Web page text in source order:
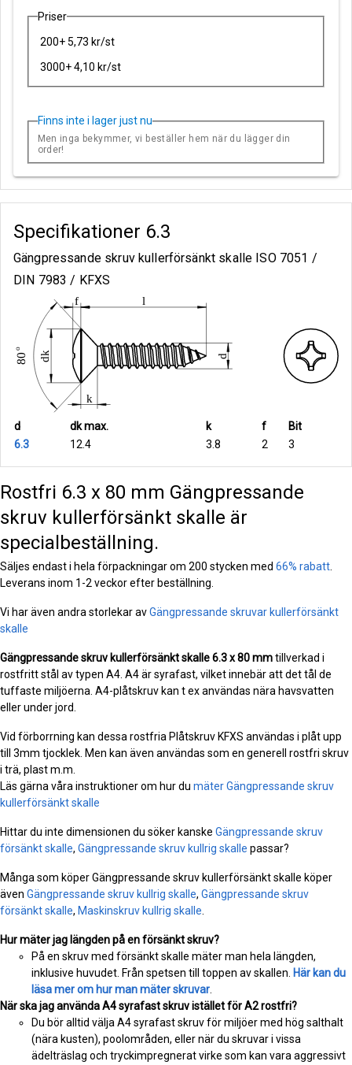
Priser
200+ 5,73 kr/st
3000+ 4,10 kr/st
Finns inte i lager just nu
Men inga bekymmer, vi beställer hem när du lägger din
order!
Specifikationer 6.3
Gängpressande skruv kullerförsänkt skalle ISO 7051 /
DIN 7983 / KFXS
d dk max. k f
Bit
6.3
12.4 3.8 2 3
Rostfri 6.3 x 80 mm Gängpressande
skruv kullerförsänkt skalle är
specialbeställning.
Säljes endast i hela förpackningar om 200 stycken med 66% rabatt.
Leverans inom 1-2 veckor efter beställning.
Vi har även andra storlekar avGängpressande skruvar kullerförsänkt
skalle
Gängpressande skruv kullerförsänkt skalle6.3 x 80 mmtillverkad i
rostfritt stål av typen A4. A4 är syrafast, vilket innebär att det tål de
tuffaste miljöerna. A4-plåtskruv kan t ex användas nära havsvatten
eller under jord.
Vid förborrning kan dessa rostfria Plåtskruv KFXS användas i plåt upp
till 3mm tjocklek. Men kan även användas som en generell rostfri skruv
i trä, plast m.m.
Läs gärna våra instruktioner om hur du mäter Gängpressande skruv
kullerförsänkt skalle
Hittar du inte dimensionen du söker kanske Gängpressande skruv
försänkt skalle, Gängpressande skruv kullrig skalle passar?
Många som köper Gängpressande skruv kullerförsänkt skalle köper
även Gängpressande skruv kullrig skalle, Gängpressande skruv
försänkt skalle, Maskinskruv kullrig skalle.
Hur mäter jag längden på en försänkt skruv?
På en skruv med försänkt skalle mäter man hela längden,
inklusive huvudet. Från spetsen till toppen av skallen. Här kan du
läsa mer om hur man mäter skruvar.
När ska jag använda A4 syrafast skruv istället för A2 rostfri?
Du bör alltid välja A4 syrafast skruv för miljöer med hög salthalt
(nära kusten), poolområden, eller när du skruvar i vissa
ädelträslag och tryckimpregnerat virke som kan vara aggressivt